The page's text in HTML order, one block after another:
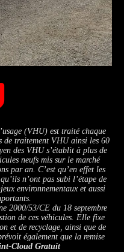
(VHU) est traité chaque
de traitement VHU ainsi les 60
des VHU s’établit à plus de
neufs mis sur le marché
par an. C’est qu’en effet les
n’ont pas subi l’étape de
environnementaux et aussi
2000/53/CE du 18 septembre
de ces véhicules. Elle fixe
et de recyclage, ainsi que de
également que la remise
Gratuit